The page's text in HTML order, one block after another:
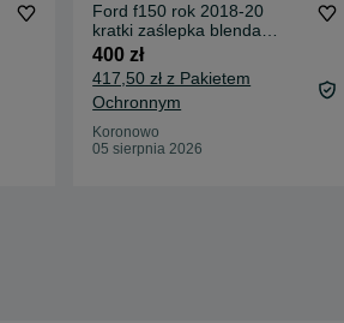
Ford f150 rok 2018-20
kratki zaślepka blenda
zderzaka NOWA
400 zł
417,50 zł z Pakietem
Ochronnym
Koronowo
05 sierpnia 2026